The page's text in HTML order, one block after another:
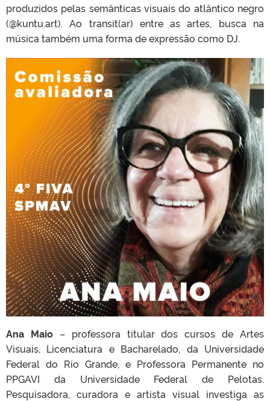
produzidos pelas semânticas visuais do atlântico negro
(@kuntu.art). Ao transit(ar) entre as artes, busca na
música também uma forma de expressão como DJ.
Ana Maio– professora titular dos cursos de Artes
Visuais, Licenciatura e Bacharelado, da Universidade
Federal do Rio Grande, e Professora Permanente no
PPGAVI da Universidade Federal de Pelotas.
Pesquisadora, curadora e artista visual investiga as